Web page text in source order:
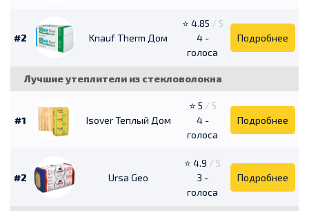
#2 Knauf Therm Дом
⭐ 4.85 / 5
4 -
голоса
Подробнее
Лучшие утеплители из стекловолокна
#1 Isover Теплый Дом
⭐ 5 / 5
4 -
голоса
Подробнее
#2 Ursa Geo
⭐ 4.9 / 5
3 -
голоса
Подробнее